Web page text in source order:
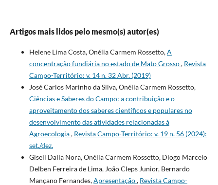
Artigos mais lidos pelo mesmo(s) autor(es)
Helene Lima Costa, Onélia Carmem Rossetto,A
concentração fundiária no estado de Mato Grosso, Revista
Campo-Território: v. 14 n. 32 Abr. (2019)
José Carlos Marinho da Silva, Onélia Carmem Rossetto,
Ciências e Saberes do Campo: a contribuição e o
aproveitamento dos saberes científicos e populares no
desenvolvimento das atividades relacionadas à
Agroecologia, Revista Campo-Território: v. 19 n. 56 (2024):
set./dez.
Giseli Dalla Nora, Onélia Carmem Rossetto, Diogo Marcelo
Delben Ferreira de Lima, João Cleps Junior, Bernardo
Mançano Fernandes,Apresentação, Revista Campo-